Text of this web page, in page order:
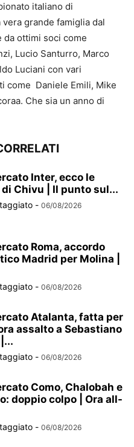
italiano di
grande famiglia dal
da ottimi soci come
Lucio Santurro, Marco
Luciani con vari
come Daniele Emili, Mike
Che sia un anno di
Inter, ecco le
Chivu | Il punto sul...
- 06/08/2026
Roma, accordo
Madrid per Molina |
- 06/08/2026
Atalanta, fatta per
assalto a Sebastiano
- 06/08/2026
Como, Chalobah e
doppio colpo | Ora all-
- 06/08/2026